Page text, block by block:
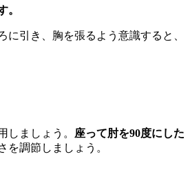
。
引き、胸を張るよう意識すると、
ましょう。 座って肘を90度にした
調節しましょう。